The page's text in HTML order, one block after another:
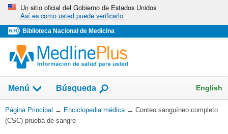
Omita
vaya
al
Contenido
Un sitio oficial del Gobierno de Estados Unidos
Así es como usted puede verificarlo
Biblioteca Nacional de Medicina
Menú Búsqueda English
Usted
está
Página Principal → Enciclopedia médica → Conteo sanguíneo completo
(CSC) prueba de sangre